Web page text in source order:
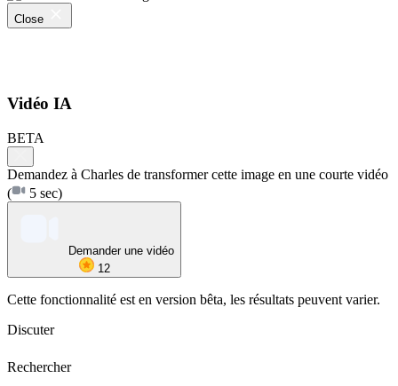
Close
Vidéo IA
BETA
Demandez à Charles de transformer cette image en une courte vidéo
(
5 sec)
Demander une vidéo
12
Cette fonctionnalité est en version bêta, les résultats peuvent varier.
Discuter
Rechercher